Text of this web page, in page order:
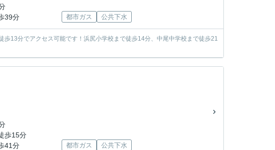
39分 都市ガス 公共下水
13分でアクセス可能です！浜尻小学校まで徒歩14分、中尾中学校まで徒歩21
歩15分
41分 都市ガス 公共下水